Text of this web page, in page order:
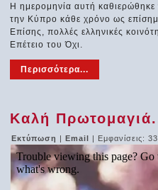
Η ημερομηνία αυτή καθιερώθηκε
την Κύπρο κάθε χρόνο ως
Επίσης, πολλές ελληνικές
Επέτειο του Όχι.
Περισσότερα...
Καλή
Εκτύπωση |Email | Εμφανίσεις: